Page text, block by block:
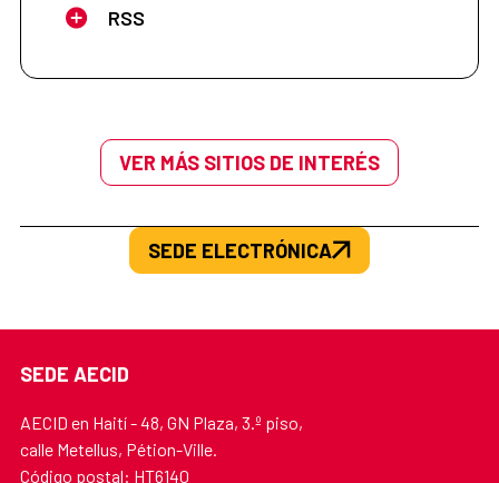
RSS
VER MÁS SITIOS DE INTERÉS
SEDE ELECTRÓNICA
SEDE AECID
AECID en Haití - 48, GN Plaza, 3.º piso,
calle Metellus, Pétion-Ville.
Código postal: HT6140